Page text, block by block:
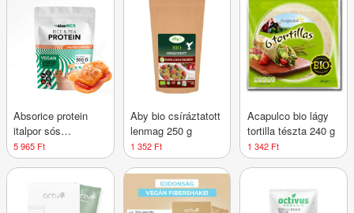
Absorice protein
italpor sós
karamellás 500 g
5 965 Ft
Aby bio csíráztatott
lenmag 250 g
1 352 Ft
Acapulco bio lágy
tortilla tészta 240 g
1 342 Ft